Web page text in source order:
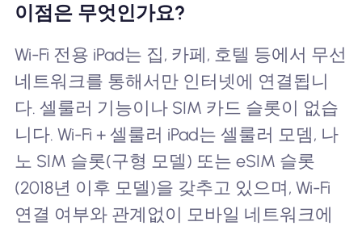
이점은 무엇인가요?
Wi-Fi 전용 iPad는 집, 카페, 호텔 등에서 무선
네트워크를 통해서만 인터넷에 연결됩니
다. 셀룰러 기능이나 SIM 카드 슬롯이 없습
니다. Wi-Fi + 셀룰러 iPad는 셀룰러 모뎀, 나
노 SIM 슬롯(구형 모델) 또는 eSIM 슬롯
(2018년 이후 모델)을 갖추고 있으며, Wi-Fi
연결 여부와 관계없이 모바일 네트워크에